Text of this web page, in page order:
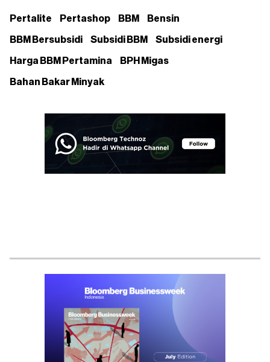
Pertalite Pertashop BBM Bensin
BBM Bersubsidi Subsidi BBM Subsidi energi
Harga BBM Pertamina BPH Migas
Bahan Bakar Minyak